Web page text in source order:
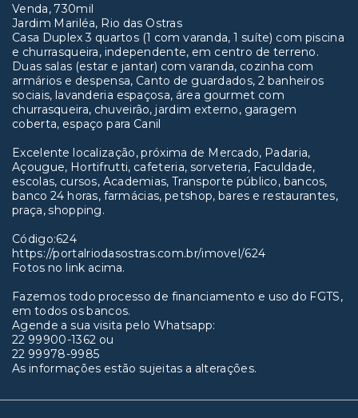
Venda, 730mil
Jardim Mariléa, Rio das Ostras
Casa Duplex 3 quartos (1 com varanda, 1 suíte) com piscina
e churrasqueira, independente, em centro de terreno.
Duas salas (estar e jantar) com varanda, cozinha com
armários e despensa, Canto de guardados, 2 banheiros
sociais, lavanderia espaçosa, área gourmet com
churrasqueira, chuveirão, jardim externo, garagem
coberta, espaço para Canil
Excelente localização, próxima de Mercado, Padaria,
Açougue, Hortifrutti, cafeteria, sorveteria, Faculdade,
escolas, cursos, Academias, Transporte público, bancos,
banco 24 horas, farmácias, petshop, bares e restaurantes,
praça, shopping.
Código:624
https://portalriodasostras.com.br/imovel/624
Fotos no link acima.
Fazemos todo processo de financiamento e uso do FGTS,
em todos os bancos.
Agende a sua visita pelo Whatsapp:
22 99900-1362 ou
22 99978-9985
As informações estão sujeitas a alterações.